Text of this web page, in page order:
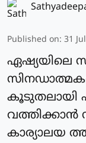
Published on: 31
ഏഷ്യയിലെ
കൂടുതലായി
കാര്യാലയ